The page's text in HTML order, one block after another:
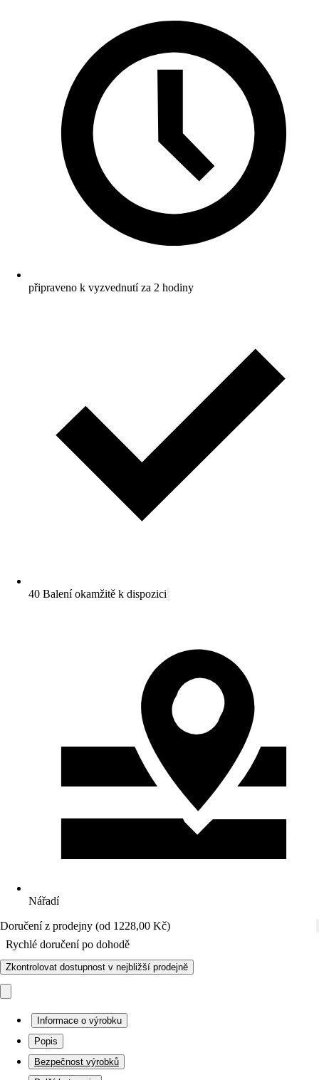
připraveno k vyzvednutí za 2 hodiny
40 Balení okamžitě k dispozici
Nářadí
Doručení z prodejny (od 1228,00 Kč)
Rychlé doručení po dohodě
Zkontrolovat dostupnost v nejbližší prodejně
Informace o výrobku
Popis
Bezpečnost výrobků